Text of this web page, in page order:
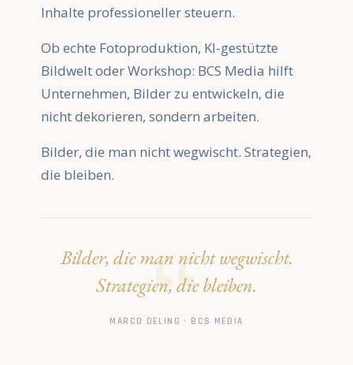
Inhalte professioneller steuern.
Ob echte Fotoproduktion, KI-gestützte
Bildwelt oder Workshop: BCS Media hilft
Unternehmen, Bilder zu entwickeln, die
nicht dekorieren, sondern arbeiten.
Bilder, die man nicht wegwischt. Strategien,
die bleiben.
Bilder, die man nicht wegwischt.
Strategien, die bleiben.
MARCO DELING · BCS MEDIA